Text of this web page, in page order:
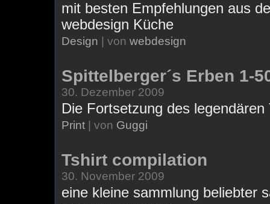
mit besten Empfehlungen aus
webdesign Küche
Design | von webdesign
Spittelberger´s Erben 1-
30. Dezember 2009
Die Fortsetzung des
Print | von Guggi
Tshirt compilation
30. November 2009
eine kleine sammlung beliebter